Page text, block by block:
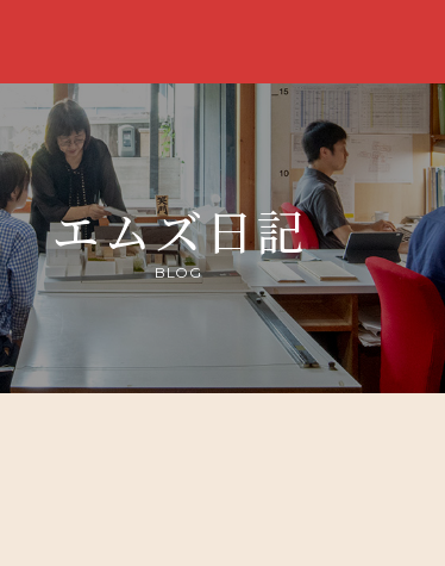
エムズ日記
BLOG